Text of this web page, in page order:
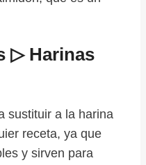
▷ Harinas
sustituir a la harina
receta, ya que
y sirven para